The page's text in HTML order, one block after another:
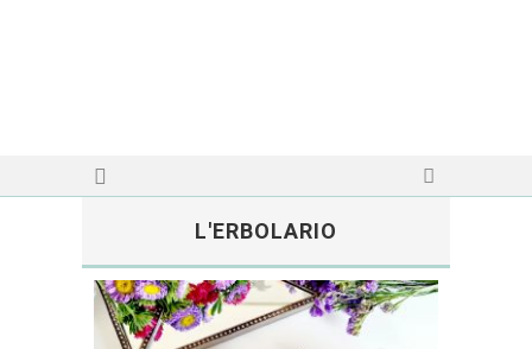
L'ERBOLARIO